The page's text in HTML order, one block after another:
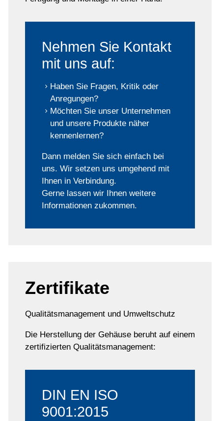
Nehmen Sie Kontakt
mit uns auf:
Haben Sie Fragen, Kritik oder
Anregungen?
Möchten Sie unser Unternehmen
und unsere Produkte näher
kennenlernen?
Dann melden Sie sich einfach bei
uns. Wir setzen uns umgehend mit
Ihnen in Verbindung.
Gerne lassen wir Ihnen weitere
Informationen zukommen.
Zertifikate
Qualitätsmanagement und Umweltschutz
Die Herstellung der Gehäuse beruht auf einem
zertifizierten Qualitätsmanagement:
DIN EN ISO
9001:2015